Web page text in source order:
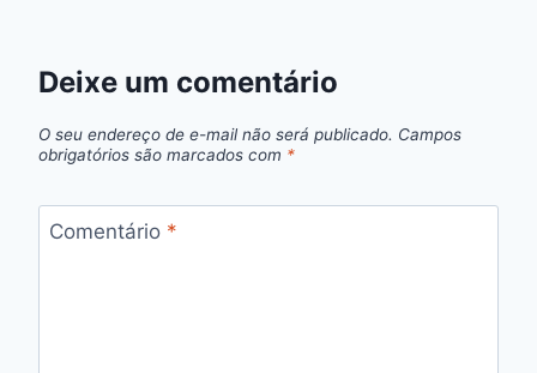
Deixe um comentário
O seu endereço de e-mail não será publicado. Campos
obrigatórios são marcados com *
Comentário *